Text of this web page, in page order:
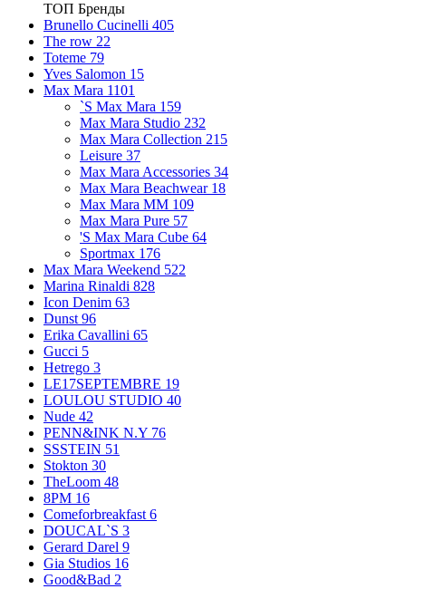
ТОП Бренды
Brunello Cucinelli 405
The row 22
Toteme 79
Yves Salomon 15
Max Mara 1101
`S Max Mara 159
Max Mara Studio 232
Max Mara Collection 215
Leisure 37
Max Mara Accessories 34
Max Mara Beachwear 18
Max Mara MM 109
Max Mara Pure 57
'S Max Mara Cube 64
Sportmax 176
Max Mara Weekend 522
Marina Rinaldi 828
Icon Denim 63
Dunst 96
Erika Cavallini 65
Gucci 5
Hetrego 3
LE17SEPTEMBRE 19
LOULOU STUDIO 40
Nude 42
PENN&INK N.Y 76
SSSTEIN 51
Stokton 30
TheLoom 48
8PM 16
Comeforbreakfast 6
DOUCAL`S 3
Gerard Darel 9
Gia Studios 16
Good&Bad 2